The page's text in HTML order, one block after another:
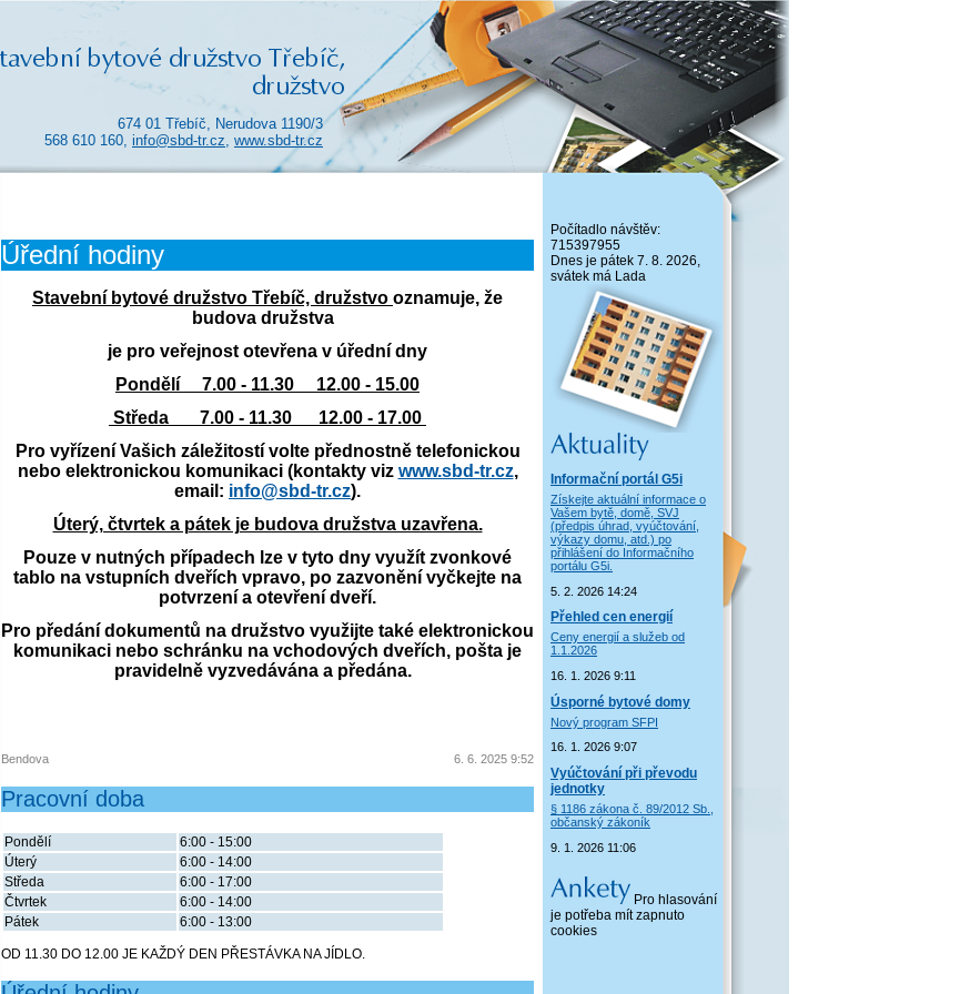
674 01 Třebíč, Nerudova 1190/3
568 610 160, info@sbd-tr.cz, www.sbd-tr.cz
Počítadlo návštěv:
715397955
Dnes je pátek 7. 8. 2026,
svátek má Lada
Informační portál G5i
Získejte aktuální informace o
Vašem bytě, domě, SVJ
(předpis úhrad, vyúčtování,
výkazy domu, atd.) po
přihlášení do Informačního
portálu G5i.
5. 2. 2026 14:24
Přehled cen energií
Ceny energií a služeb od
1.1.2026
16. 1. 2026 9:11
Úsporné bytové domy
Nový program SFPI
16. 1. 2026 9:07
Vyúčtování při převodu
jednotky
§ 1186 zákona č. 89/2012 Sb.,
občanský zákoník
9. 1. 2026 11:06
Pro hlasování
je potřeba mít zapnuto
cookies
Úřední hodiny
Stavební bytové družstvo Třebíč, družstvo oznamuje, že
budova družstva
je pro veřejnost otevřena v úřední dny
Pondělí 7.00 - 11.30 12.00 - 15.00
Středa 7.00 - 11.30 12.00 - 17.00
Pro vyřízení Vašich záležitostí volte přednostně telefonickou
nebo elektronickou komunikaci (kontakty viz www.sbd-tr.cz,
email: info@sbd-tr.cz).
Úterý, čtvrtek a pátek je budova družstva uzavřena.
Pouze v nutných případech lze v tyto dny využít zvonkové
tablo na vstupních dveřích vpravo, po zazvonění vyčkejte na
potvrzení a otevření dveří.
Pro předání dokumentů na družstvo využijte také elektronickou
komunikaci nebo schránku na vchodových dveřích, pošta je
pravidelně vyzvedávána a předána.
Bendova 6. 6. 2025 9:52
Pracovní doba
Pondělí
6:00 - 15:00
Úterý
6:00 - 14:00
Středa
6:00 - 17:00
Čtvrtek
6:00 - 14:00
Pátek
6:00 - 13:00
OD 11.30 DO 12.00 JE KAŽDÝ DEN PŘESTÁVKA NA JÍDLO.